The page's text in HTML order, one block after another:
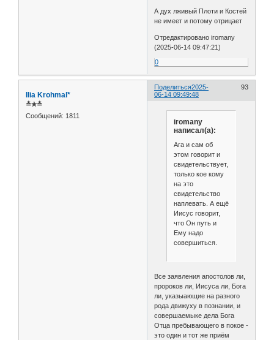
А дух лживый Плоти и Костей
не имеет и потому отрицает
Отредактировано iromany
(2025-06-14 09:47:21)
0
Поделиться 93
2025-
06-14 09:49:48
Ilia Krohmal*
≛✯≛
Сообщений: 1811
iromany
написал(а):
Ага и сам об
этом говорит и
свидетельствует,
только кое кому
на это
свидетельство
наплевать. А ещё
Иисус говорит,
что Он путь и
Ему надо
совершиться.
Все заявления апостолов ли,
пророков ли, Иисуса ли, Бога
ли, указыающие на разного
рода движуху в познании, и
совершаемыке дела Бога
Отца пребывающего в покое -
это один и тот же приём